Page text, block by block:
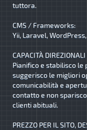
tuttora.
CMS / Frameworks:
Yii, Laravel,
CAPACITÀ
Pianifico e stabilisco
suggerisco le migliori
comunicabilità e
contatto e non
clienti abituali.
PREZZO PER IL SITO,